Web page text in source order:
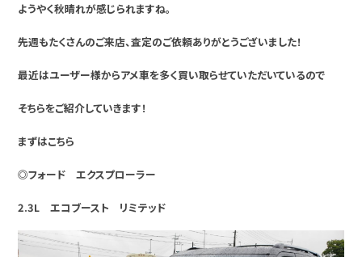
ようやく秋晴れが感じられますね。
先週もたくさんのご来店、査定のご依頼ありがとうございました！
最近はユーザー様からアメ車を多く買い取らせていただいているので
そちらをご紹介していきます！
まずはこちら
◎フォード エクスプローラー
2.3L エコブースト リミテッド